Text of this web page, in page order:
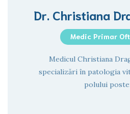
Dr. Christiana
Medic Primar
Medicul Christiana
specializări în patologia
polului